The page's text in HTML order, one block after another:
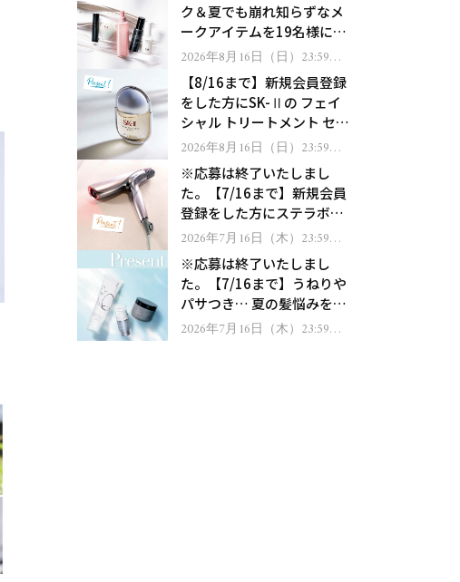
ク＆夏でも崩れ知らずなメ
ークアイテムを19名様にプ
レゼント！
2026年8月16日（日）23:59ま
で【8/16まで】新規会員登録
をした方にSK-Ⅱの フェイ
シャル トリートメント セラ
ムをプレゼント！
2026年8月16日（日）23:59ま
※応募は終了いたしまし
た。【7/16まで】新規会員
登録をした方にステラボー
テのシャインリバース ヘア
ゼント！
2026年7月16日（木）23:59ま
※応募は終了いたしまし
た。【7/16まで】うねりや
パサつき… 夏の髪悩みを解
消するヘアケアアイテムを
2026年7月16日（木）23:59ま